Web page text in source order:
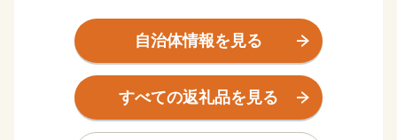
や精神を継承するとともに、忍者を活かした観光やまち
づくりに取り組んでいます。日本一、二の高石垣で知ら
れる伊賀上野城のふもとでは、誰もが忍者気分を味わえ
る「伊賀上野ＮＩＮＪＡフェスタ」が開催され、秋には
自治体情報を見る
すべての返礼品を見る